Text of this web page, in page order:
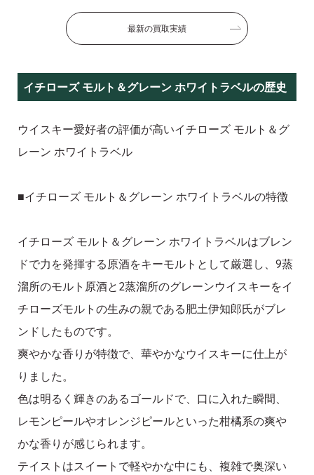
最新の買取実績
イチローズ モルト＆グレーン ホワイトラベルの歴史
ウイスキー愛好者の評価が高いイチローズ モルト＆グ
レーン ホワイトラベル
■イチローズ モルト＆グレーン ホワイトラベルの特徴
イチローズ モルト＆グレーン ホワイトラベルはブレン
ドで力を発揮する原酒をキーモルトとして厳選し、9蒸
溜所のモルト原酒と2蒸溜所のグレーンウイスキーをイ
チローズモルトの生みの親である肥土伊知郎氏がブレ
ンドしたものです。
爽やかな香りが特徴で、華やかなウイスキーに仕上が
りました。
色は明るく輝きのあるゴールドで、口に入れた瞬間、
レモンピールやオレンジピールといった柑橘系の爽や
かな香りが感じられます。
テイストはスイートで軽やかな中にも、複雑で奥深い